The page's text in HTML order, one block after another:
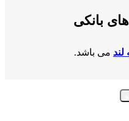
بانکی
لند می باشد.